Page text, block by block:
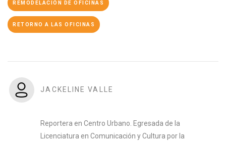
REMODELACIÓN DE OFICINAS
RETORNO A LAS OFICINAS
JACKELINE VALLE
Reportera en Centro Urbano. Egresada de la
Licenciatura en Comunicación y Cultura por la